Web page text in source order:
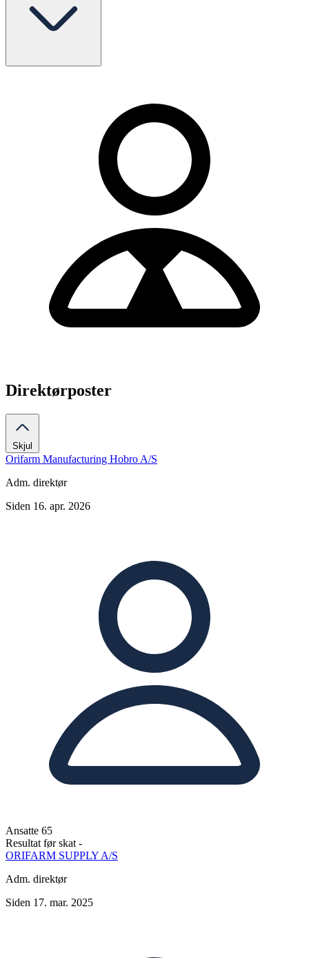
Direktørposter
Skjul
Orifarm Manufacturing Hobro A/S
Adm. direktør
Siden 16. apr. 2026
Ansatte 65
Resultat før skat -
ORIFARM SUPPLY A/S
Adm. direktør
Siden 17. mar. 2025